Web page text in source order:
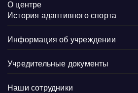
О центре
История адаптивного спорта
Информация об учреждении
Учредительные документы
Наши сотрудники